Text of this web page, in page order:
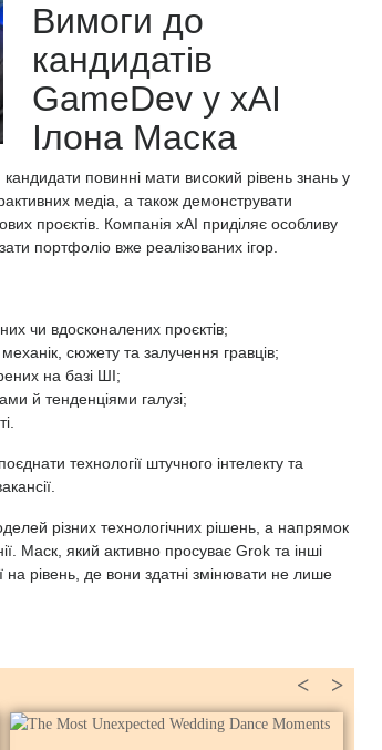
Вимоги до
кандидатів
GameDev у xAI
Ілона Маска
повинні мати високий рівень знань у
медіа, а також демонструвати
проєктів. Компанія xAI приділяє особливу
портфоліо вже реалізованих ігор.
чи вдосконалених проєктів;
механік, сюжету та залучення гравців;
на базі ШІ;
й тенденціями галузі;
технології штучного інтелекту та
різних технологічних рішень, а напрямок
Маск, який активно просуває Grok та інші
на рівень, де вони здатні змінювати не лише
>
<